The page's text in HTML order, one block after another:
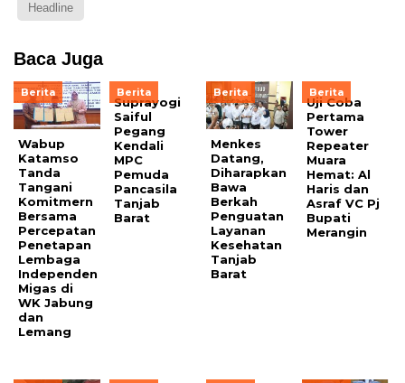
Headline
Baca Juga
Berita
Wabup
Katamso
Tanda
Tangani
Komitmern
Bersama
Percepatan
Penetapan
Lembaga
Independen
Migas di
WK Jabung
dan
Lemang
Berita
Suprayogi
Saiful
Pegang
Kendali
MPC
Pemuda
Pancasila
Tanjab
Barat
Berita
Menkes
Datang,
Diharapkan
Bawa
Berkah
Penguatan
Layanan
Kesehatan
Tanjab
Barat
Berita
Uji Coba
Pertama
Tower
Repeater
Muara
Hemat: Al
Haris dan
Asraf VC Pj
Bupati
Merangin